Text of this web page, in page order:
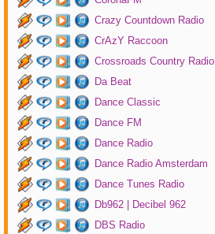
Crazy Countdown Radio
CrAzY Raccoon
Crossroads Country Radio
Da Beat
Dance Classic
Dance FM
Dance Radio
Dance Radio Amsterdam
Dance Tunes Radio
Db962 | Decibel 962
DBS Radio